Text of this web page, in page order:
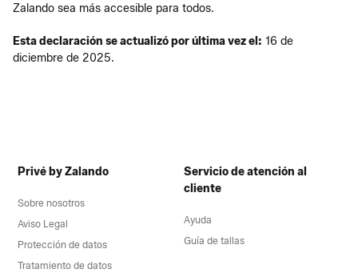
Zalando sea más accesible para todos.
Esta declaración se actualizó por última vez el: 16 de
diciembre de 2025.
Privé by Zalando
Sobre nosotros
Aviso Legal
Protección de datos
Tratamiento de datos
Servicio de atención al
cliente
Ayuda
Guía de tallas